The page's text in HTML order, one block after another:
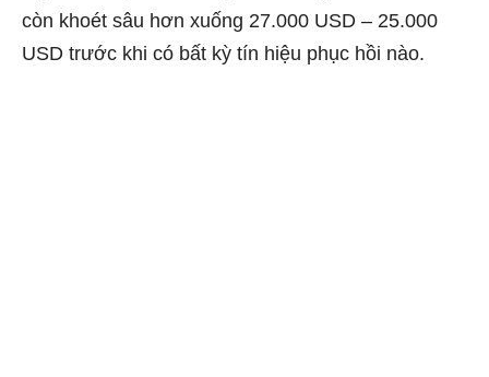
còn khoét sâu hơn xuống 27.000 USD – 25.000
USD trước khi có bất kỳ tín hiệu phục hồi nào.